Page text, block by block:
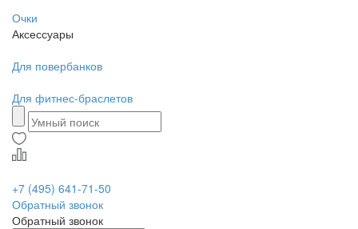
Очки
Аксессуары
Для повербанков
Для фитнес-браслетов
+7 (495) 641-71-50
Обратный звонок
Обратный звонок